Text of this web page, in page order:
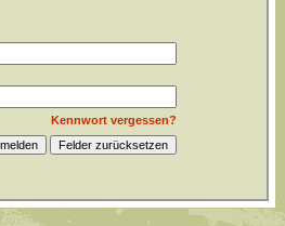
Kennwort vergessen?